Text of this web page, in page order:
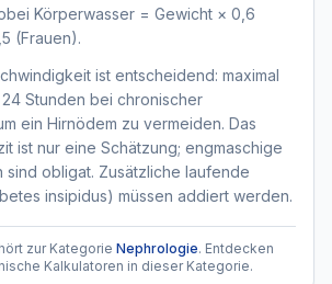
Körperwasser = Gewicht × 0,6
(Frauen).
ist entscheidend: maximal
24 Stunden bei chronischer
ein Hirnödem zu vermeiden. Das
ist nur eine Schätzung; engmaschige
sind obligat. Zusätzliche laufende
insipidus) müssen addiert werden.
zur Kategorie Nephrologie. Entdecken
Kalkulatoren in dieser Kategorie.